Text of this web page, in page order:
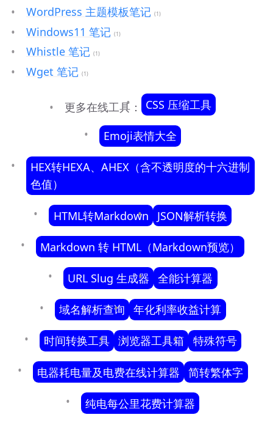
WordPress 主题模板笔记 (1)
Windows11 笔记 (1)
Whistle 笔记 (1)
Wget 笔记 (1)
更多在线工具： CSS 压缩工具
Emoji表情大全
HEX转HEXA、AHEX（含不透明度的十六进制
色值）
HTML转Markdown JSON解析转换
Markdown 转 HTML（Markdown预览）
URL Slug 生成器 全能计算器
域名解析查询 年化利率收益计算
时间转换工具 浏览器工具箱 特殊符号
电器耗电量及电费在线计算器 简转繁体字
纯电每公里花费计算器